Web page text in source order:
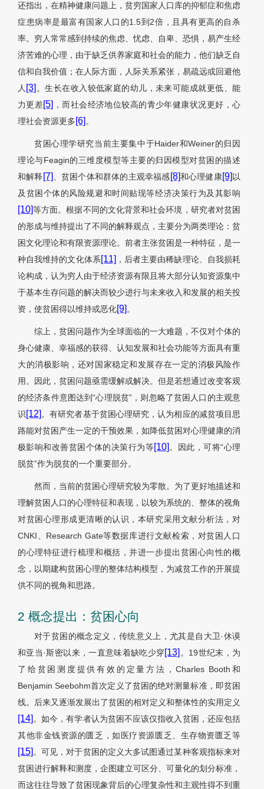
还指出，在精神健康问题上，贫穷国家人口库的抑郁症和焦虑
症患病率是最富有国家人口的1.5到2倍，且具有更高的自杀
率。穷人常常感到持续的焦虑、忧虑、自卑、恐惧，易产生经
济苦难的心理，由于缺乏供养家庭和社会的能力，他们缺乏自
信和自我价值；在人际方面，人际关系紧张，易疏远或回避他
人 [3] 。生长在收入较低家庭的幼儿，未来可能成就更低、能
力更差[5] ，而社会经济地位较高的青少年健康状况更好，心
理社会资源更多[6]。
贫困心理学研究当前主要集中于Haider和Weiner的归因
理论与Feagin的三维度模型等主要的归因模型对贫困的描述
和解释 [7]、贫困个体和群体的主观幸福感[8]和心理健康[9] 以
及贫困个体的风险规避和时间贴现等经济决策行为及其影响
[10]等方面。根据不同的文化背景和社会环境，研究者对贫困
的形成与维持提出了不同的解释观点，主要分为两类理论：贫
困文化理论和有限资源理论。前者主张贫困是一种特征，是一
种自我维持的文化体系[11] ，后者主要由稀缺理论、自我损耗
论构成，认为穷人由于经济资源有限且将大部分认知资源集中
于基本生存问题的解决而较少进行与未来收入和发展的相关投
资，使贫困得以维持或恶化[9]。
综上，贫困问题作为全球面临的一大难题，不仅对个体的
身心健康、幸福感的获得、认知发展和社会功能等方面具有重
大的消极影响，还对国家稳定和发展存在一定的消极风险作
用。因此，贫困问题亟需缓解或解决。但是若想通过改变客观
的经济条件意图达到“心理脱贫”，则忽略了贫困人口的主观意
识[12]。有研究者基于贫困心理研究，认为相应的减贫项目思
路能对贫困产生一定的干预效果，如降低贫困对心理健康的消
极影响和改善贫困个体的决策行为等[10]。因此，可将“心理
脱贫”作为脱贫的一个重要部分。
然而，当前的贫困心理研究较为零散。为了更好地描述和
理解贫困人口的心理特征和表现，以较为系统的、整体的视角
对贫困心理形成更清晰的认识，本研究采用文献分析法，对
CNKI、Research Gate等数据库进行文献检索，对贫困人口
的心理特征进行梳理和概括，并进一步提出贫困心向性的概
念，以期建构贫困心理的整体结构模型，为减贫工作的开展提
供不同的视角和思路。
2 概念提出：贫困心向
对于贫困的概念定义，传统意义上，尤其是自大卫·休谟
和亚当·斯密以来，一直意味着缺吃少穿[13] 。19世纪末，为
了给贫困测度提供有效的定量方法，Charles Booth和
Benjamin Seebohm首次定义了贫困的绝对测量标准，即贫困
线。后来又逐渐发展出了贫困的相对定义和整体性的实用定义
[14]。如今，有学者认为贫困不应该仅指收入贫困，还应包括
其他非金钱资源的匮乏，如医疗资源匮乏、生存物资匮乏等
[15]。可见，对于贫困的定义大多试图通过某种客观指标来对
贫困进行解释和测度，企图建立可区分、可量化的划分标准，
而这往往导致了贫困现象背后的心理复杂性和主观性得不到重